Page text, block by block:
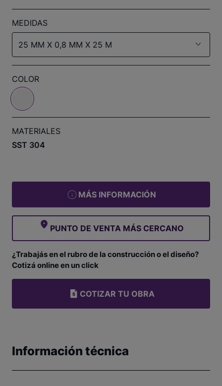
MEDIDAS
25 MM X 0,8 MM X 25 M
COLOR
MATERIALES
SST 304
MÁS INFORMACIÓN
PUNTO DE VENTA MÁS CERCANO
¿Trabajás en el rubro de la construcción o el diseño?
Cotizá online en un click
COTIZAR TU OBRA
Información técnica